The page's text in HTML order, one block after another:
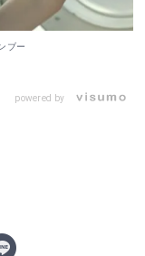
ブー
powered by